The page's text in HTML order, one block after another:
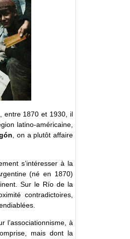
entre 1870 et 1930, il
latino-américaine,
, on a plutôt affaire
s’intéresser à la
(né en 1870)
Sur le Río de la
contradictoires,
l’associationnisme, à
mais dont la